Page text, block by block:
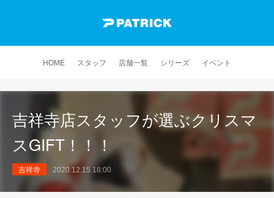
HOME スタッフ 店舗一覧 シリーズ イベント
吉祥寺店スタッフが選ぶクリスマ
スGIFT！！！
吉祥寺 2020.12.15 18:00